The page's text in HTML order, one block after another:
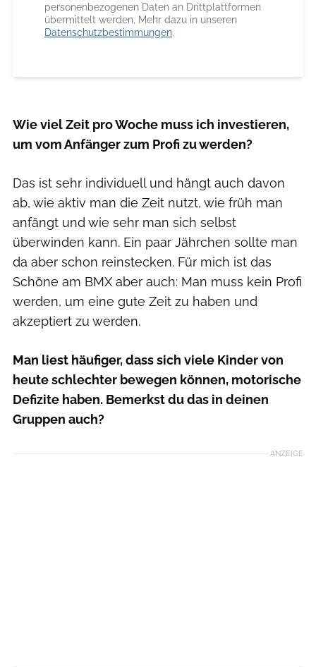
personenbezogenen Daten an Drittplattformen
übermittelt werden. Mehr dazu in unseren
Datenschutzbestimmungen.
Wie viel Zeit pro Woche muss ich investieren,
um vom Anfänger zum Profi zu werden?
Das ist sehr individuell und hängt auch davon
ab, wie aktiv man die Zeit nutzt, wie früh man
anfängt und wie sehr man sich selbst
überwinden kann. Ein paar Jährchen sollte man
da aber schon reinstecken. Für mich ist das
Schöne am BMX aber auch: Man muss kein Profi
werden, um eine gute Zeit zu haben und
akzeptiert zu werden.
Man liest häufiger, dass sich viele Kinder von
heute schlechter bewegen können, motorische
Defizite haben. Bemerkst du das in deinen
Gruppen auch?
ANZEIGE